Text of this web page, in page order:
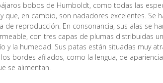
bobos de Humboldt, como todas las
que, en cambio, son nadadores excelentes.
de reproducción. En consonancia, sus alas se
con tres capas de plumas distribuidas
y la humedad. Sus patas están situadas muy
bordes afilados, como la lengua, de
se alimentan.